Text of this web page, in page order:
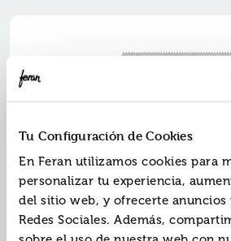
Tu Configuración de Cookies
En Feran utilizamos cookies para
personalizar tu experiencia,
del sitio web, y ofrecerte anuncios
Redes Sociales. Además,
¡vaya